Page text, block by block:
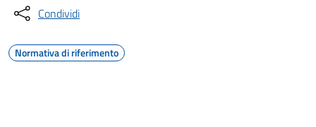
Condividi
Normativa di riferimento